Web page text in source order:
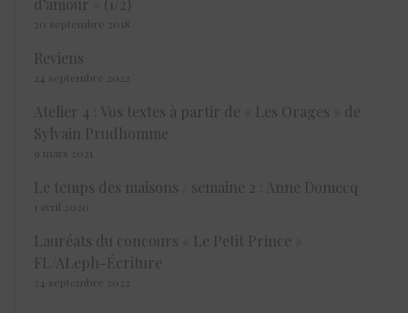
d’amour » (1/2)
20 septembre 2018
Reviens
24 septembre 2022
Atelier 4 : Vos textes à partir de « Les Orages » de
Sylvain Prudhomme
9 mars 2021
Le temps des maisons / semaine 2 : Anne Domecq
1 avril 2020
Lauréats du concours « Le Petit Prince »
FL/ALeph-Écriture
24 septembre 2022